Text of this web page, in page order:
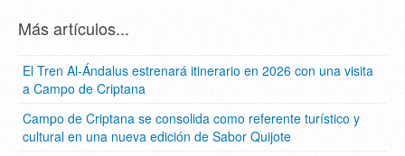
Más artículos...
El Tren Al-Ándalus estrenará itinerario en 2026 con una visita
a Campo de Criptana
Campo de Criptana se consolida como referente turístico y
cultural en una nueva edición de Sabor Quijote